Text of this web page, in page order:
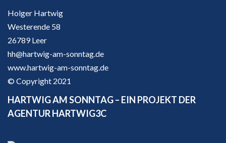
Holger Hartwig
Westerende 58
26789 Leer
hh@hartwig-am-sonntag.de
www.hartwig-am-sonntag.de
© Copyright 2021
HARTWIG AM SONNTAG – EIN PROJEKT DER
AGENTUR HARTWIG3C